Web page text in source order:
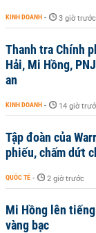
KINH DOANH - 3 giờ trước
Thanh tra Chính
Hải, Mi Hồng,
an
KINH DOANH - 14 giờ
Tập đoàn của
phiếu, chấm dứt
QUỐC TẾ - 2 giờ trước
Mi Hồng lên
vàng bạc